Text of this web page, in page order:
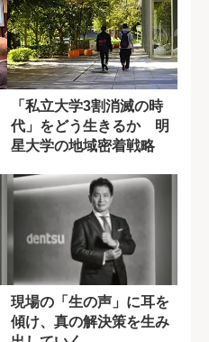
「私立大学3割消滅の時
代」をどう生きるか 明
星大学の地域密着戦略
現場の「生の声」に耳を
傾け、真の解決策を生み